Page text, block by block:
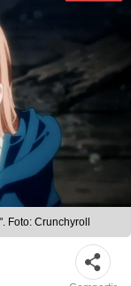
Foto: Crunchyroll